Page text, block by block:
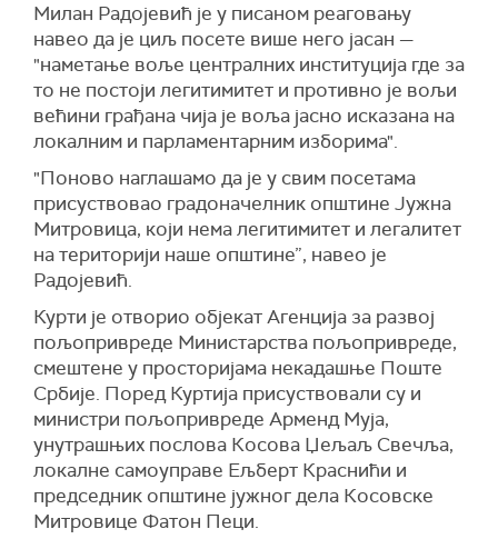
Милан Радојевић је у писаном реаговању
навео да је циљ посете више него јасан —
"наметање воље централних институција где за
то не постоји легитимитет и противно је вољи
већини грађана чија је воља јасно исказана на
локалним и парламентарним изборима".
"Поново наглашамо да је у свим посетама
присуствовао градоначелник општине Јужна
Митровица, који нема легитимитет и легалитет
на територији наше општине”, навео је
Радојевић.
Курти је отворио објекат Агенција за развој
пољопривреде Министарства пољопривреде,
смештене у просторијама некадашње Поште
Србије. Поред Куртија присуствовали су и
министри пољопривреде Арменд Муја,
унутрашњих послова Косова Џељаљ Свечља,
локалне самоуправе Ељберт Краснићи и
председник општине јужног дела Косовске
Митровице Фатон Пеци.